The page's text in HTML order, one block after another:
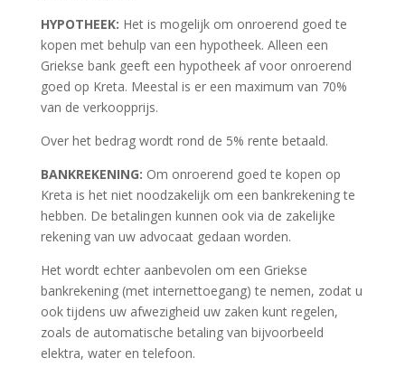
HYPOTHEEK: Het is mogelijk om onroerend goed te
kopen met behulp van een hypotheek. Alleen een
Griekse bank geeft een hypotheek af voor onroerend
goed op Kreta. Meestal is er een maximum van 70%
van de verkoopprijs.
Over het bedrag wordt rond de 5% rente betaald.
BANKREKENING: Om onroerend goed te kopen op
Kreta is het niet noodzakelijk om een bankrekening te
hebben. De betalingen kunnen ook via de zakelijke
rekening van uw advocaat gedaan worden.
Het wordt echter aanbevolen om een Griekse
bankrekening (met internettoegang) te nemen, zodat u
ook tijdens uw afwezigheid uw zaken kunt regelen,
zoals de automatische betaling van bijvoorbeeld
elektra, water en telefoon.